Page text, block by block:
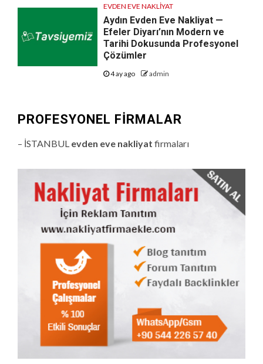
EVDEN EVE NAKLIYAT
Aydın Evden Eve Nakliyat —
Efeler Diyarı’nın Modern ve
Tarihi Dokusunda Profesyonel
Çözümler
4 ay ago admin
PROFESYONEL FIRMALAR
– İSTANBUL evden eve nakliyat firmaları